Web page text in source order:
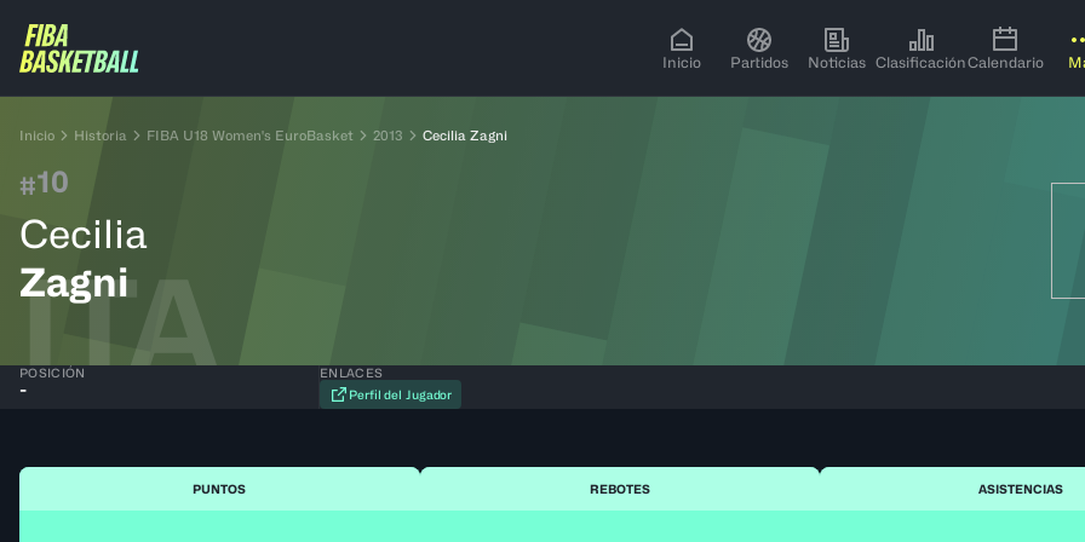
Inicio Partidos Noticias ClasificaciónCalendario
Inicio Historia FIBA U18 Women's EuroBasket 2013 Cecilia Zagni
#10
Cecilia
Zagni
ITA
POSICIÓN
-
ENLACES
Perfil del Jugador
PUNTOS REBOTES ASISTENCIAS